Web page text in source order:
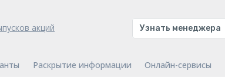
акций Узнать менеджера
Раскрытие информации Онлайн-сервисы